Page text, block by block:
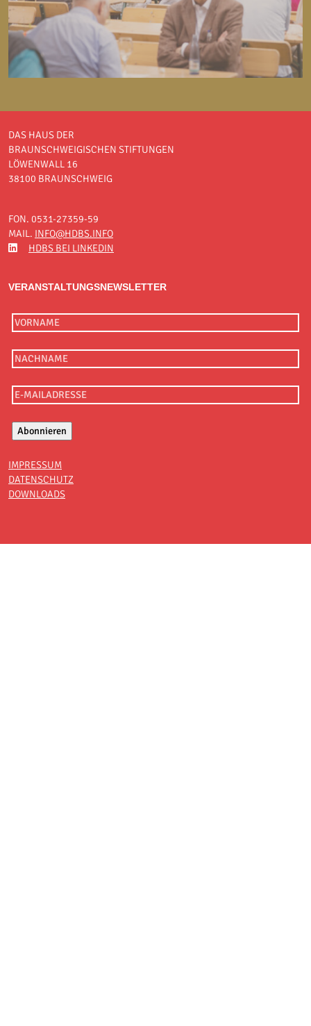
DAS HAUS DER
BRAUNSCHWEIGISCHEN STIFTUNGEN
LÖWENWALL 16
38100 BRAUNSCHWEIG
FON. 0531-27359-59
MAIL. INFO@HDBS.INFO
HDBS BEI LINKEDIN
VERANSTALTUNGSNEWSLETTER
IMPRESSUM
DATENSCHUTZ
DOWNLOADS